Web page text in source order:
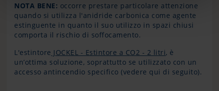
NOTA BENE: occorre prestare particolare attenzione
quando si utilizza l'anidride carbonica come agente
estinguente in quanto il suo utilizzo in spazi chiusi
comporta il rischio di soffocamento.
L'estintore JOCKEL - Estintore a CO2 - 2 litri, è
un’ottima soluzione, soprattutto se utilizzato con un
accesso antincendio specifico (vedere qui di seguito).